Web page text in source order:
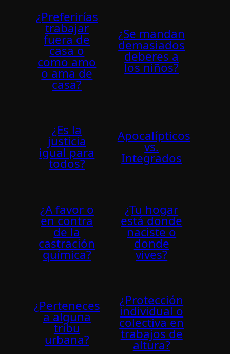
¿Preferirías
trabajar
fuera de
casa o
como amo
o ama de
casa?
¿Se mandan
demasiados
deberes a
los niños?
¿Es la
justicia
igual para
todos?
Apocalípticos
vs.
Integrados
¿A favor o
en contra
de la
castración
química?
¿Tu hogar
está donde
naciste o
donde
vives?
¿Perteneces
a alguna
tribu
urbana?
¿Protección
individual o
colectiva en
trabajos de
altura?